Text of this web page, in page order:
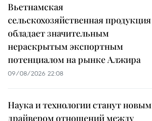
Вьетнамская
сельскохозяйственная продукция
обладает значительным
нераскрытым экспортным
потенциалом на рынке Алжира
09/08/2026 22:08
Наука и технологии станут новым
драйвером отношений между